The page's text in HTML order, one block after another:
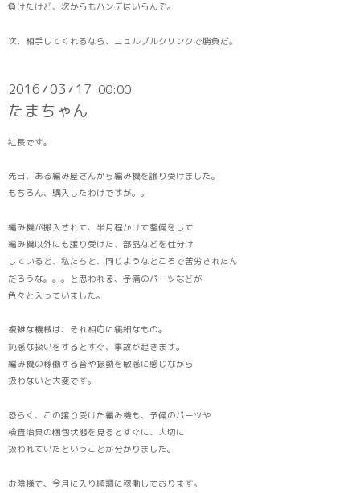
負けたけど、次からもハンデはいらんぞ。
次、相手してくれるなら、ニュルブルクリンクで勝負だ。
2016 /03 / 17 00:00
たまちゃん
社長です。
先日、ある編み屋さんから編み機を譲り受けました。
もちろん、購入したわけですが。。
編み機が搬入されて、半月程かけて整備をして
編み機以外にも譲り受けた、部品などを仕分け
していると、私たちと、同じようなところで苦労されたん
だろうな。。。と思われる、予備のパーツなどが
色々と入っていました。
複雑な機械は、それ相応に繊細なもの。
鈍感な扱いをするとすぐ、事故が起きます。
編み機の稼働する音や振動を敏感に感じながら
扱わないと大変です。
恐らく、この譲り受けた編み機も、予備のパーツや
検査治具の梱包状態を見るとすぐに、大切に
扱われていたということが分かりました。
お陰様で、今月に入り順調に稼働しております。